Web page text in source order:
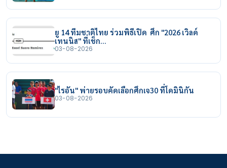
ยู 14 ทีมชาติไทย ร่วมพิธีเปิด ศึก "2026 เวิลด์
เทนนิส" ที่เช็ก…
03-08-2026
"ไรอัน" พ่ายรอบคัดเลือกศึกเจ30 ที่โดมินิกัน
03-08-2026